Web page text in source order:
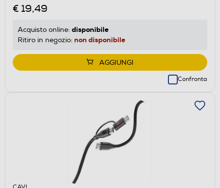
€ 19,49
Acquisto online: disponibile
Ritiro in negozio: non disponibile
AGGIUNGI
Confronta